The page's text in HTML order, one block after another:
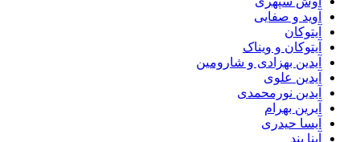
آوید و صفایی
آیتوکان
آیتوکان و ویناک
آیدین بهزادی و شارومین
آیدین علوی
آیدین نورمحمدی
آیرین بهرام
آیسا حیدری
آینا بند